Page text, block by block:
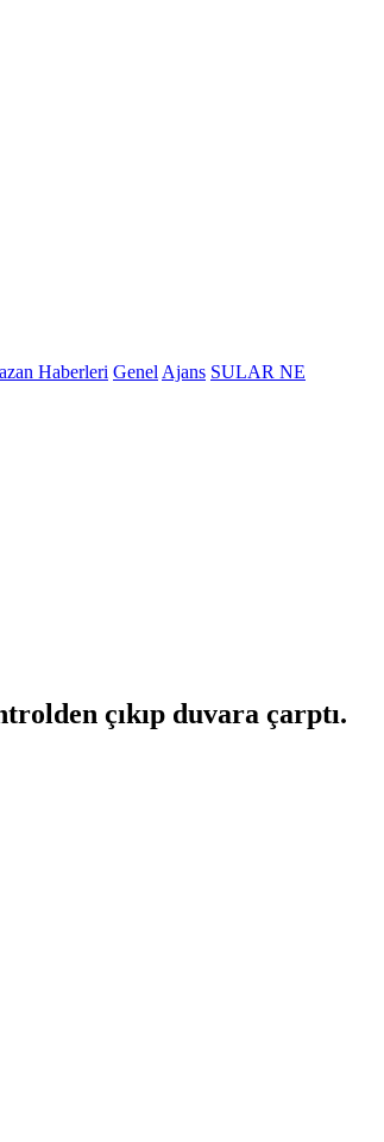
Haberleri Genel Ajans SULAR NE
çıkıp duvara çarptı.